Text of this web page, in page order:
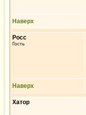
Наверх
Росс
Гость
Наверх
Хатор